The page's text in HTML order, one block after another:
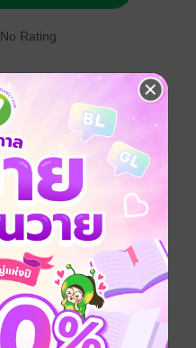
No Rating
แชร์
pdf
27 กรกฎาคม 2561
150 หน้า